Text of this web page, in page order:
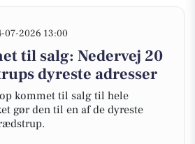
07-2026 13:00
til salg: Nedervej 20
dyreste adresser
kommet til salg til hele
gør den til en af de dyreste